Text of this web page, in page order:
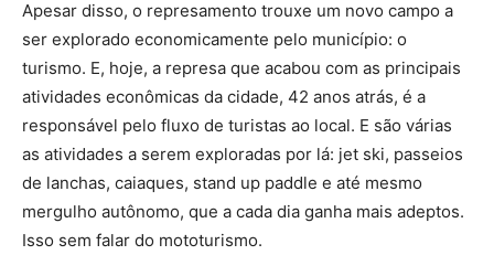
Apesar disso, o represamento trouxe um novo campo a
ser explorado economicamente pelo município: o
turismo. E, hoje, a represa que acabou com as principais
atividades econômicas da cidade, 42 anos atrás, é a
responsável pelo fluxo de turistas ao local. E são várias
as atividades a serem exploradas por lá: jet ski, passeios
de lanchas, caiaques, stand up paddle e até mesmo
mergulho autônomo, que a cada dia ganha mais adeptos.
Isso sem falar do mototurismo.